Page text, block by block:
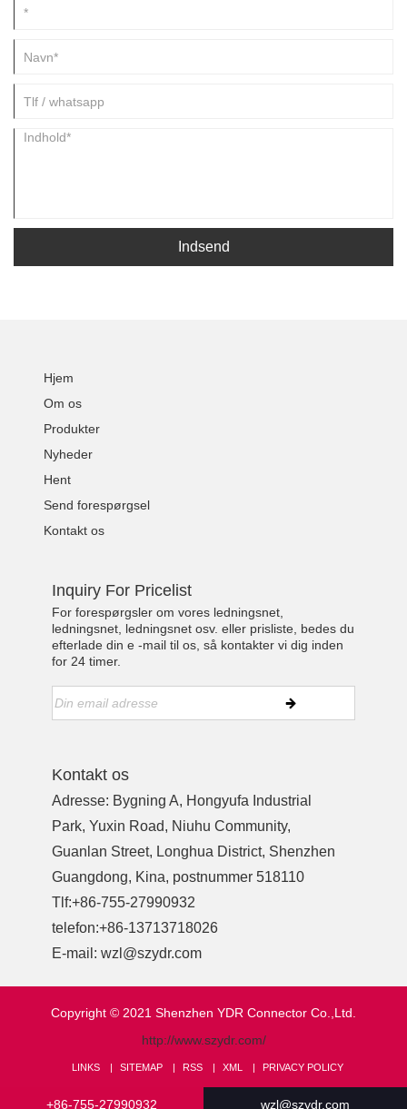
Indsend
Hjem
Om os
Produkter
Nyheder
Hent
Send forespørgsel
Kontakt os
Inquiry For Pricelist
For forespørgsler om vores ledningsnet,
ledningsnet, ledningsnet osv. eller prisliste, bedes du
efterlade din e -mail til os, så kontakter vi dig inden
for 24 timer.
Kontakt os
Adresse: Bygning A, Hongyufa Industrial
Park, Yuxin Road, Niuhu Community,
Guanlan Street, Longhua District, Shenzhen
Guangdong, Kina, postnummer 518110
Tlf:+86-755-27990932
telefon:+86-13713718026
E-mail:wzl@szydr.com
Copyright © 2021 Shenzhen YDR Connector Co.,Ltd.
http://www.szydr.com/
LINKS SITEMAP RSS XML PRIVACY POLICY
+86-755-27990932 wzl@szydr.com